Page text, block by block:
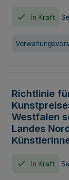
In Kraft
Richtlinie
Westfalen
Landes
In Kraft